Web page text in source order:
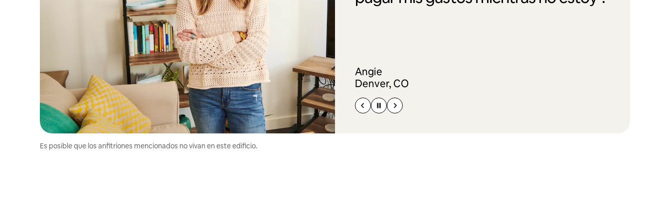
Angie
Denver, CO
Es posible que los anfitriones mencionados no vivan en este edificio.